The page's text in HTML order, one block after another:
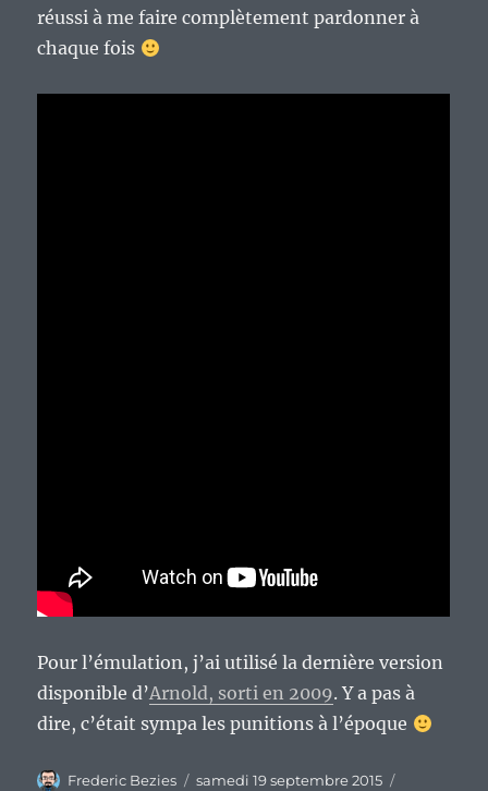
réussi à me faire complètement pardonner à
chaque fois
Pour l’émulation, j’ai utilisé la dernière version
disponible d’Arnold, sorti en 2009. Y a pas à
dire, c’était sympa les punitions à l’époque
Auteur
Frederic Bezies
Publié
samedi 19 septembre 2015